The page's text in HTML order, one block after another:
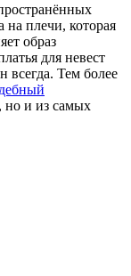
на плечи, которая
образ
для невест
всегда. Тем более
но и из самых